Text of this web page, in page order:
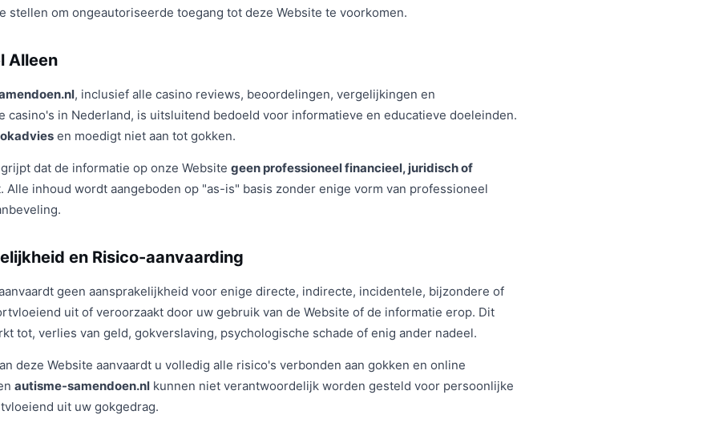
stellen om ongeautoriseerde toegang tot deze Website te voorkomen.
Alleen
, inclusief alle casino reviews, beoordelingen, vergelijkingen en
casino's in Nederland, is uitsluitend bedoeld voor informatieve en educatieve doeleinden.
en moedigt niet aan tot gokken.
dat de informatie op onze Website geen professioneel financieel, juridisch of
Alle inhoud wordt aangeboden op "as-is" basis zonder enige vorm van professioneel
en Risico-aanvaarding
geen aansprakelijkheid voor enige directe, indirecte, incidentele, bijzondere of
uit of veroorzaakt door uw gebruik van de Website of de informatie erop. Dit
tot, verlies van geld, gokverslaving, psychologische schade of enig ander nadeel.
deze Website aanvaardt u volledig alle risico's verbonden aan gokken en online
autisme-samendoen.nl kunnen niet verantwoordelijk worden gesteld voor persoonlijke
uit uw gokgedrag.